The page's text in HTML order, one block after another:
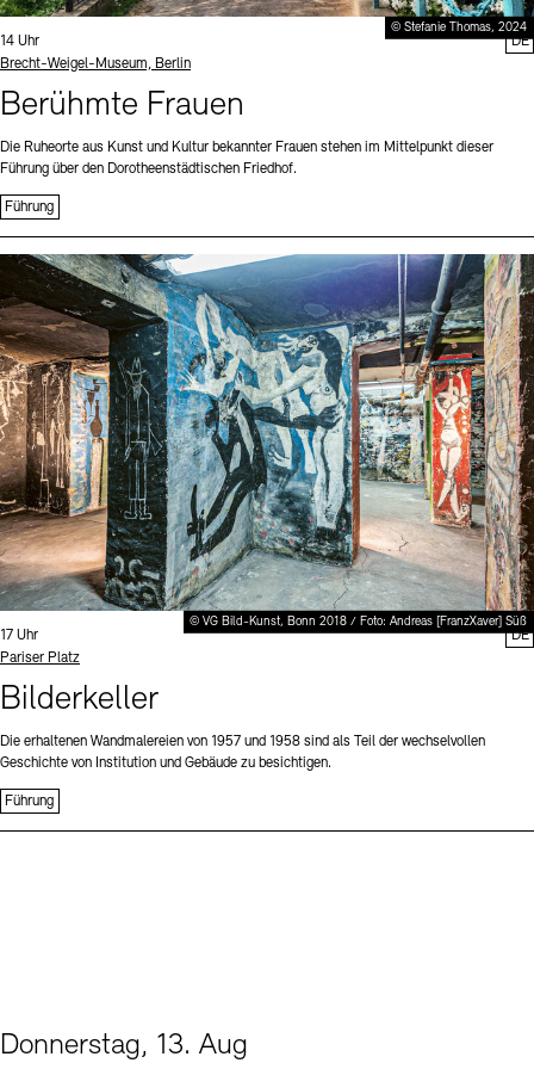
© Stefanie Thomas, 2024
Uhrzeit:
14 Uhr
Standort
Brecht-Weigel-Museum, Berlin
Berühmte Frauen
Die Ruheorte aus Kunst und Kultur bekannter Frauen stehen im Mittelpunkt dieser
Führung über den Dorotheenstädtischen Friedhof.
Führung
DE
© VG Bild-Kunst, Bonn 2018 / Foto: Andreas [FranzXaver] Süß
Uhrzeit:
17 Uhr
Standort
Pariser Platz
Bilderkeller
Die erhaltenen Wandmalereien von 1957 und 1958 sind als Teil der wechselvollen
Geschichte von Institution und Gebäude zu besichtigen.
Führung
DE
Donnerstag, 13. Aug